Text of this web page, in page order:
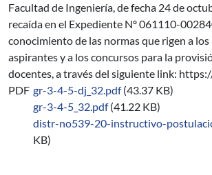
Facultad de Ingeniería, de fecha 24 de
recaída en el Expediente Nº 061110-
conocimiento de las normas que rigen a los
aspirantes y a los concursos para la
docentes, a través del siguiente link:
PDF gr-3-4-5-dj_32.pdf (43.37 KB)
gr-3-4-5_32.pdf (41.22 KB)
distr-no539-20-instructivo-
KB)